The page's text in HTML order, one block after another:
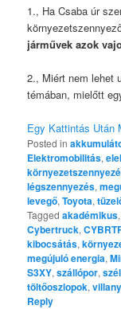
1., Ha Csaba úr
járművek azok
2., Miért nem lehet
témában, mielőtt
Egy Kattintás Után
Posted in
Elektromobilitás,
légszennyezés,
levegő,Toyota,
Tagged akadémikus
Cybertruck,
kibocsátás,
megújuló energia,
S3XY,szállópor,
töltőoszlopok,
Reply